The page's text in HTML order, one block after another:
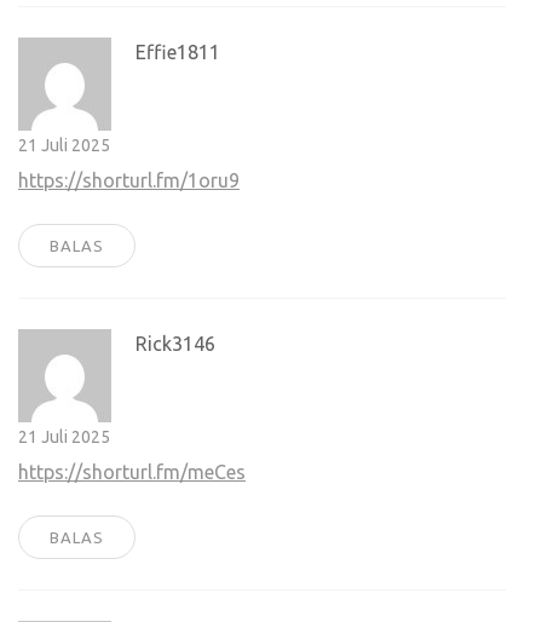
Effie1811
21 Juli 2025
https://shorturl.fm/1oru9
BALAS
Rick3146
21 Juli 2025
https://shorturl.fm/meCes
BALAS